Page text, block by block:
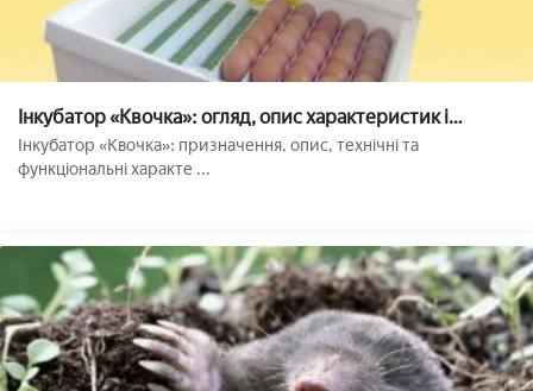
Інкубатор «Квочка»: огляд, опис характеристик і
інструкція із застосування
Інкубатор «Квочка»: призначення, опис, технічні та
функціональні характе ...